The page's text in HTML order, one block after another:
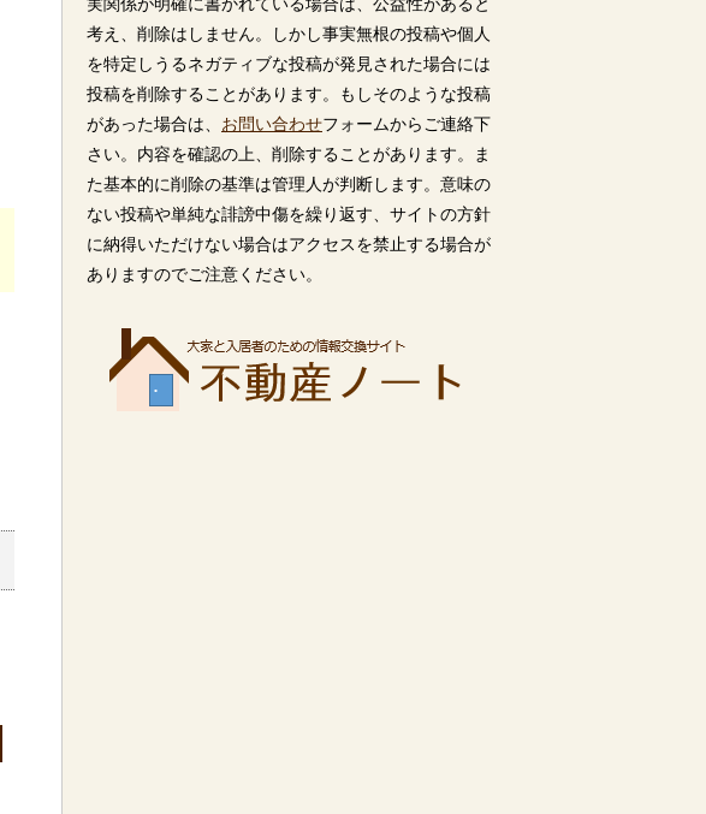
考え、削除はしません。しかし事実無根の投稿や個人
を特定しうるネガティブな投稿が発見された場合には
投稿を削除することがあります。もしそのような投稿
があった場合は、 お問い合わせフォームからご連絡下
さい。内容を確認の上、削除することがあります。ま
た基本的に削除の基準は管理人が判断します。意味の
ない投稿や単純な誹謗中傷を繰り返す、サイトの方針
に納得いただけない場合はアクセスを禁止する場合が
ありますのでご注意ください。